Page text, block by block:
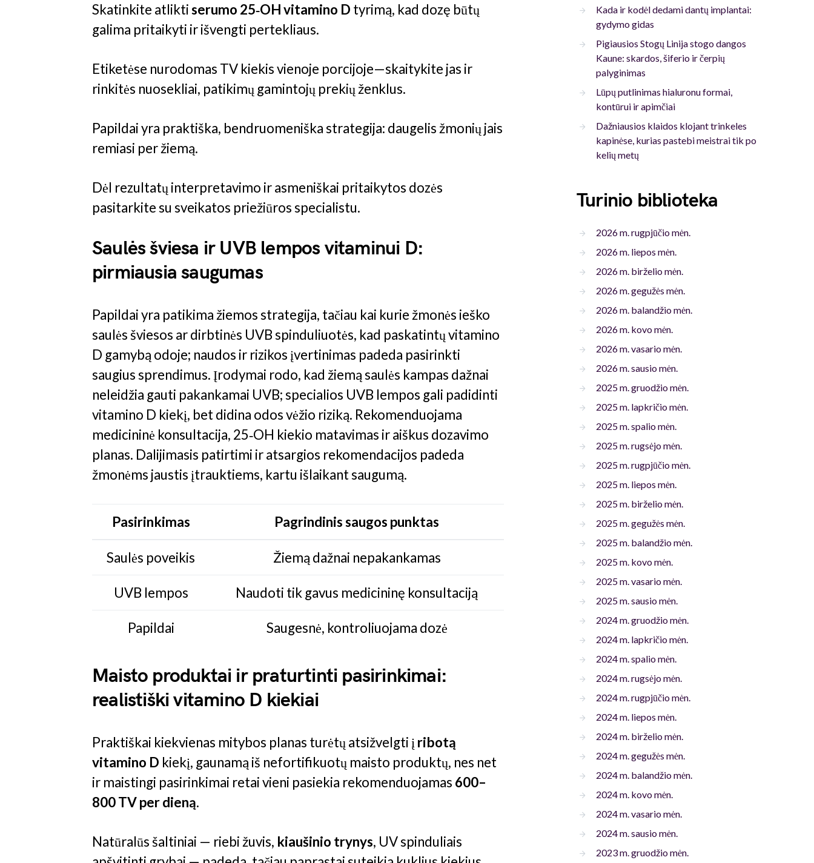
Skatinkite atliktiserumo 25‑OH vitamino D tyrimą, kad dozę būtų
galima pritaikyti ir išvengti pertekliaus.
Etiketėse nurodomas TV kiekis vienoje porcijoje—skaitykite jas ir
rinkitės nuosekliai, patikimų gamintojų prekių ženklus.
Papildai yra praktiška, bendruomeniška strategija: daugelis žmonių jais
remiasi per žiemą.
Dėl rezultatų interpretavimo ir asmeniškai pritaikytos dozės
pasitarkite su sveikatos priežiūros specialistu.
Saulės šviesa ir UVB lempos vitaminui D:
pirmiausia saugumas
Papildai yra patikima žiemos strategija, tačiau kai kurie žmonės ieško
saulės šviesos ar dirbtinės UVB spinduliuotės, kad paskatintų vitamino
D gamybą odoje; naudos ir rizikos įvertinimas padeda pasirinkti
saugius sprendimus. Įrodymai rodo, kad žiemą saulės kampas dažnai
neleidžia gauti pakankamai UVB; specialios UVB lempos gali padidinti
vitamino D kiekį, bet didina odos vėžio riziką. Rekomenduojama
medicininė konsultacija, 25‑OH kiekio matavimas ir aiškus dozavimo
planas. Dalijimasis patirtimi ir atsargios rekomendacijos padeda
žmonėms jaustis įtrauktiems, kartu išlaikant saugumą.
Pasirinkimas Pagrindinis saugos punktas
Saulės poveikis Žiemą dažnai nepakankamas
UVB lempos Naudoti tik gavus medicininę konsultaciją
Papildai Saugesnė, kontroliuojama dozė
Maisto produktai ir praturtinti pasirinkimai:
realistiški vitamino D kiekiai
Praktiškai kiekvienas mitybos planas turėtų atsižvelgti į ribotą
vitamino D kiekį, gaunamą iš nefortifikuotų maisto produktų, nes net
ir maistingi pasirinkimai retai vieni pasiekia rekomenduojamas 600–
800 TV per dieną.
Natūralūs šaltiniai — riebi žuvis, kiaušinio trynys, UV spinduliais
Kada ir kodėl dedami dantų implantai:
gydymo gidas
Pigiausios Stogų Linija stogo dangos
Kaune: skardos, šiferio ir čerpių
palyginimas
Lūpų putlinimas hialuronu formai,
kontūrui ir apimčiai
Dažniausios klaidos klojant trinkeles
kapinėse, kurias pastebi meistrai tik po
kelių metų
Turinio biblioteka
2026 m. rugpjūčio mėn.
2026 m. liepos mėn.
2026 m. birželio mėn.
2026 m. gegužės mėn.
2026 m. balandžio mėn.
2026 m. kovo mėn.
2026 m. vasario mėn.
2026 m. sausio mėn.
2025 m. gruodžio mėn.
2025 m. lapkričio mėn.
2025 m. spalio mėn.
2025 m. rugsėjo mėn.
2025 m. rugpjūčio mėn.
2025 m. liepos mėn.
2025 m. birželio mėn.
2025 m. gegužės mėn.
2025 m. balandžio mėn.
2025 m. kovo mėn.
2025 m. vasario mėn.
2025 m. sausio mėn.
2024 m. gruodžio mėn.
2024 m. lapkričio mėn.
2024 m. spalio mėn.
2024 m. rugsėjo mėn.
2024 m. rugpjūčio mėn.
2024 m. liepos mėn.
2024 m. birželio mėn.
2024 m. gegužės mėn.
2024 m. balandžio mėn.
2024 m. kovo mėn.
2024 m. vasario mėn.
2024 m. sausio mėn.
2023 m. gruodžio mėn.